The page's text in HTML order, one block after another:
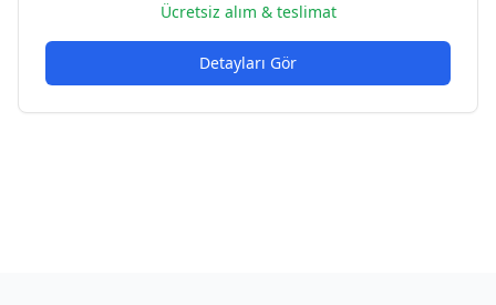
Ücretsiz alım & teslimat
Detayları Gör